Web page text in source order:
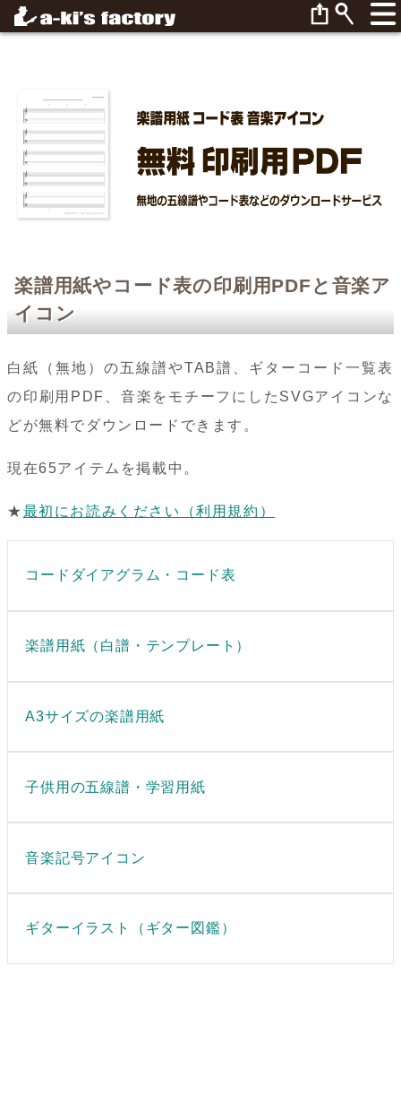
楽譜用紙やコード表の印刷用PDFと音楽ア
イコン
白紙（無地）の五線譜やTAB譜、ギターコード一覧表
の印刷用PDF、音楽をモチーフにしたSVGアイコンな
どが無料でダウンロードできます。
現在65アイテムを掲載中。
★最初にお読みください（利用規約）
コードダイアグラム・コード表
楽譜用紙（白譜・テンプレート）
A3サイズの楽譜用紙
子供用の五線譜・学習用紙
音楽記号アイコン
ギターイラスト（ギター図鑑）